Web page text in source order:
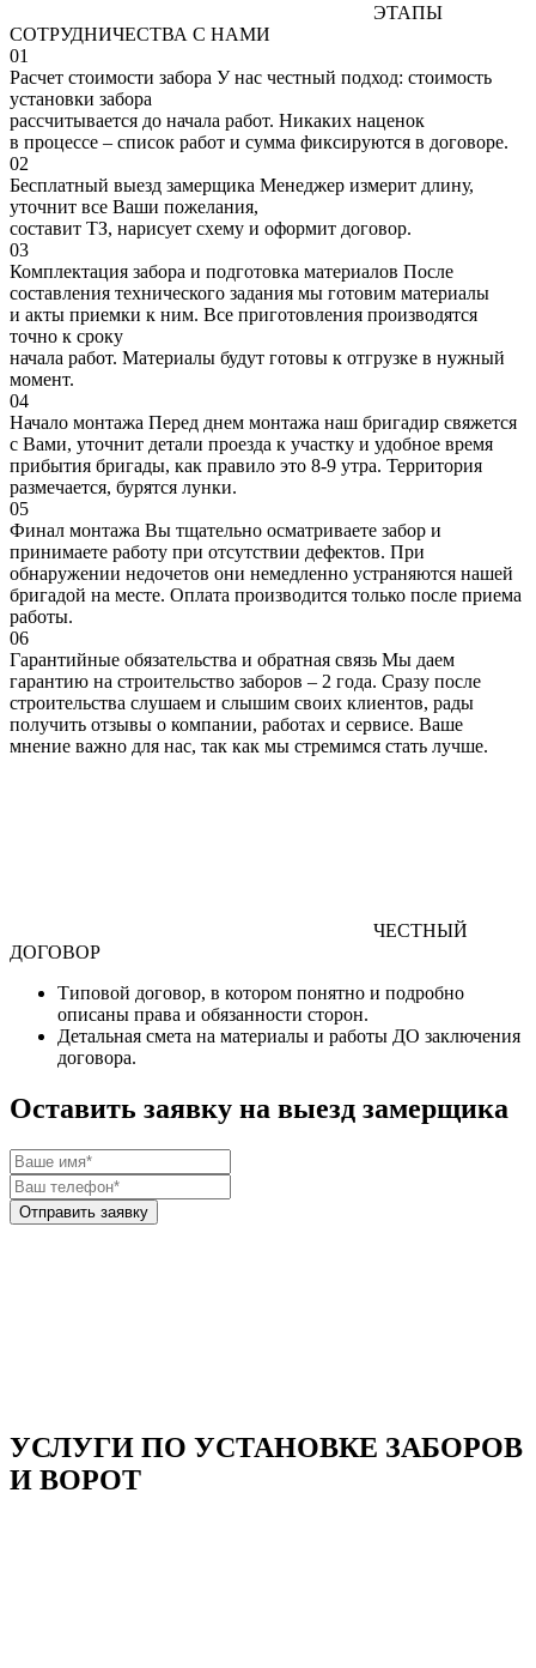
ЭТАПЫ
СОТРУДНИЧЕСТВА С НАМИ
01
Расчет стоимости забора У нас честный подход: стоимость
установки забора
рассчитывается до начала работ. Никаких наценок
в процессе – список работ и сумма фиксируются в договоре.
02
Бесплатный выезд замерщика Менеджер измерит длину,
уточнит все Ваши пожелания,
составит ТЗ, нарисует схему и оформит договор.
03
Комплектация забора и подготовка материалов После
составления технического задания мы готовим материалы
и акты приемки к ним. Все приготовления производятся
точно к сроку
начала работ. Материалы будут готовы к отгрузке в нужный
момент.
04
Начало монтажа Перед днем монтажа наш бригадир свяжется
с Вами, уточнит детали проезда к участку и удобное время
прибытия бригады, как правило это 8-9 утра. Территория
размечается, бурятся лунки.
05
Финал монтажа Вы тщательно осматриваете забор и
принимаете работу при отсутствии дефектов. При
обнаружении недочетов они немедленно устраняются нашей
бригадой на месте. Оплата производится только после приема
работы.
06
Гарантийные обязательства и обратная связь Мы даем
гарантию на строительство заборов – 2 года. Сразу после
строительства слушаем и слышим своих клиентов, рады
получить отзывы о компании, работах и сервисе. Ваше
мнение важно для нас, так как мы стремимся стать лучше.
ЧЕСТНЫЙ
ДОГОВОР
Типовой договор, в котором понятно и подробно
описаны права и обязанности сторон.
Детальная смета на материалы и работы ДО заключения
договора.
Оставить заявку на выезд замерщика
УСЛУГИ ПО УСТАНОВКЕ ЗАБОРОВ
И ВОРОТ